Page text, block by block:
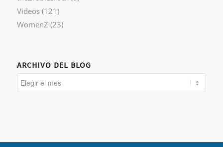
Videos(121)
WomenZ (23)
ARCHIVO DEL BLOG